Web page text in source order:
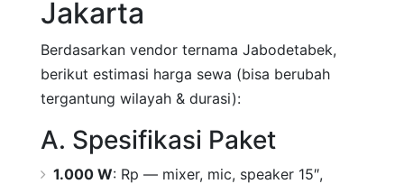
Jakarta
Berdasarkan vendor ternama Jabodetabek,
berikut estimasi harga sewa (bisa berubah
tergantung wilayah & durasi):
A. Spesifikasi Paket
1.000 W: Rp — mixer, mic, speaker 15″,